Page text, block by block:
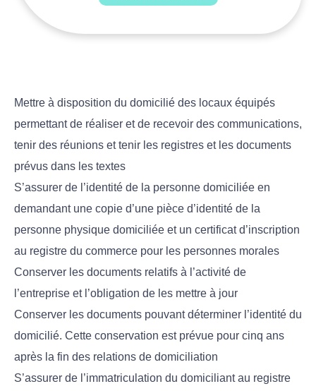
Mettre à disposition du domicilié des locaux équipés
permettant de réaliser et de recevoir des communications,
tenir des réunions et tenir les registres et les documents
prévus dans les textes
S’assurer de l’identité de la personne domiciliée en
demandant une copie d’une pièce d’identité de la
personne physique domiciliée et un certificat d’inscription
au registre du commerce pour les personnes morales
Conserver les documents relatifs à l’activité de
l’entreprise et l’obligation de les mettre à jour
Conserver les documents pouvant déterminer l’identité du
domicilié. Cette conservation est prévue pour cinq ans
après la fin des relations de domiciliation
S’assurer de l’immatriculation du domiciliant au registre